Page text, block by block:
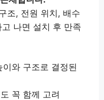
조, 전원 위치, 배수
나면 설치 후 만족
와 구조로 결정된
꼭 함께 고려